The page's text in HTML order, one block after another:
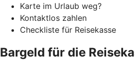
Karte im Urlaub weg?
Kontaktlos zahlen
Checkliste für Reisekasse
Bargeld für die